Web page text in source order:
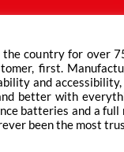
country for over
first.
and
better with
batteries and a
been the most
Care outlets